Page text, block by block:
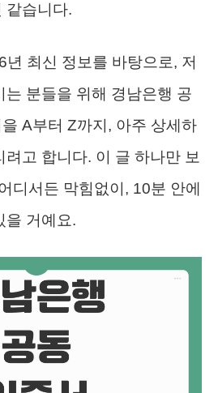
같습니다.
년 최신 정보를 바탕으로, 저
는 분들을 위해 경남은행 공
A부터 Z까지, 아주 상세하
려고 합니다. 이 글 하나만 보
디서든 막힘없이, 10분 안에
을 거예요.